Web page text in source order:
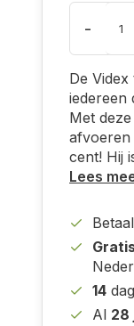
-
De
iedereen
Met
afvoeren
cent! Hij
Lees
14
Al 28